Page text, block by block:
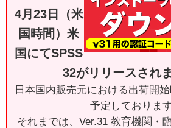
4月23日（米
国時間）米
国にてSPSS
32がリリースされ
日本国内販売元における出荷開
予定しております
それまでは、Ver.31 教育機関・